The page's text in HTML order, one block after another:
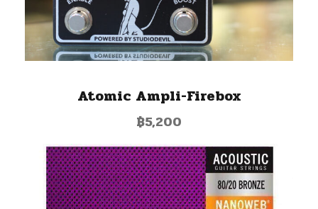
Atomic Ampli-Firebox
฿5,200